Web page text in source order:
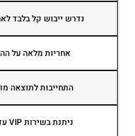
נדרש ייבוש קל בלבד
אחריות מלאה על
התחייבות לתוצאה
ניתנת בשירות VIP עד הבית